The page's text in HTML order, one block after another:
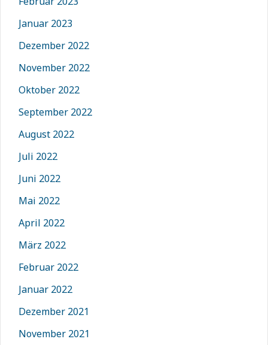
Januar 2023
Dezember 2022
November 2022
Oktober 2022
September 2022
August 2022
Juli 2022
Juni 2022
Mai 2022
April 2022
März 2022
Februar 2022
Januar 2022
Dezember 2021
November 2021